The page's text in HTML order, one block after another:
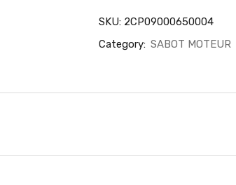
SKU: 2CP09000650004
Category: SABOT MOTEUR